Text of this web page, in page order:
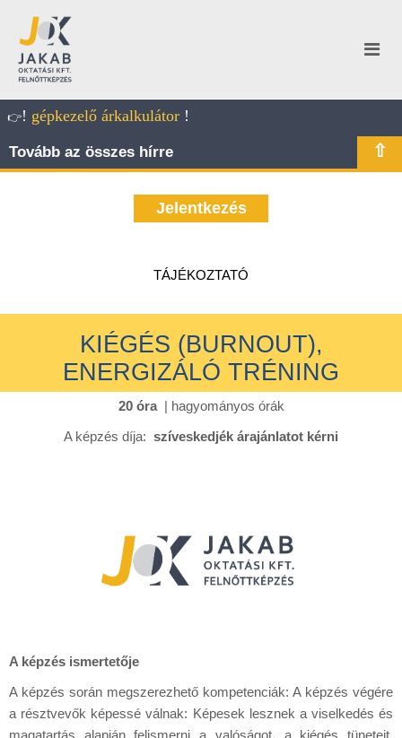
👉! gépkezelő árkalkulátor !
Tovább az összes hírre ⇧
Jelentkezés
TÁJÉKOZTATÓ
KIÉGÉS (BURNOUT),
ENERGIZÁLÓ TRÉNING
20 óra| hagyományos órák
A képzés díja: szíveskedjék árajánlatot kérni
A képzés ismertetője
A képzés során megszerezhető kompetenciák: A képzés végére
a résztvevők képessé válnak: Képesek lesznek a viselkedés és
magatartás alapján felismerni a valóságot, a kiégés tüneteit.